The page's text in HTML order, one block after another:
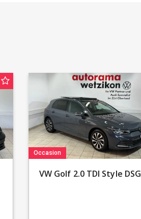
Occasion
VW Golf 2.0 TDI Style DSG